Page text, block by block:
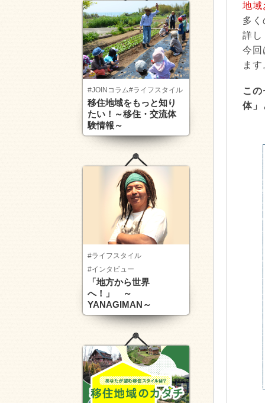
地域
多
詳し
今回
ます
こ
体」
#JOINコラム#ライフスタイル
移住地域をもっと知り
たい！～移住・交流体
験情報～
#ライフスタイル
#インタビュー
「地方から世界
へ！」 ～
YANAGIMAN～